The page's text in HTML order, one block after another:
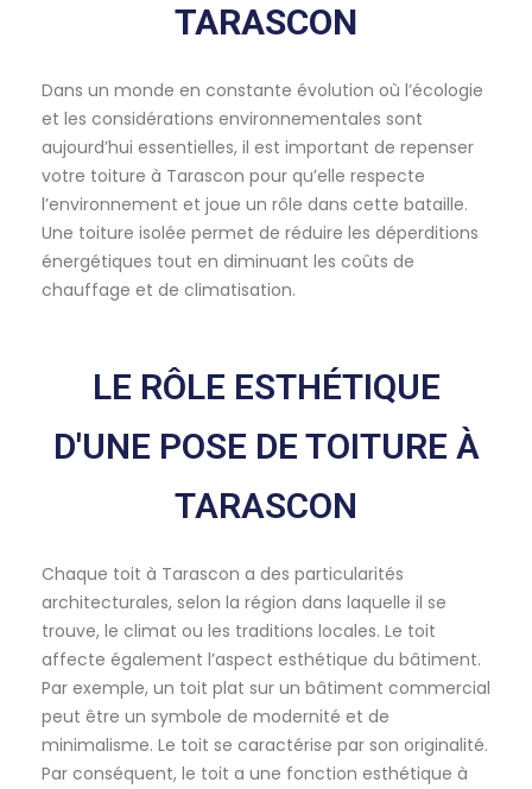
TARASCON
Dans un monde en constante évolution où l’écologie
et les considérations environnementales sont
aujourd’hui essentielles, il est important de repenser
votre toiture à Tarascon pour qu’elle respecte
l’environnement et joue un rôle dans cette bataille.
Une toiture isolée permet de réduire les déperditions
énergétiques tout en diminuant les coûts de
chauffage et de climatisation.
LE RÔLE ESTHÉTIQUE
D'UNE POSE DE TOITURE À
TARASCON
Chaque toit à Tarascon a des particularités
architecturales, selon la région dans laquelle il se
trouve, le climat ou les traditions locales. Le toit
affecte également l’aspect esthétique du bâtiment.
Par exemple, un toit plat sur un bâtiment commercial
peut être un symbole de modernité et de
minimalisme. Le toit se caractérise par son originalité.
Par conséquent, le toit a une fonction esthétique à